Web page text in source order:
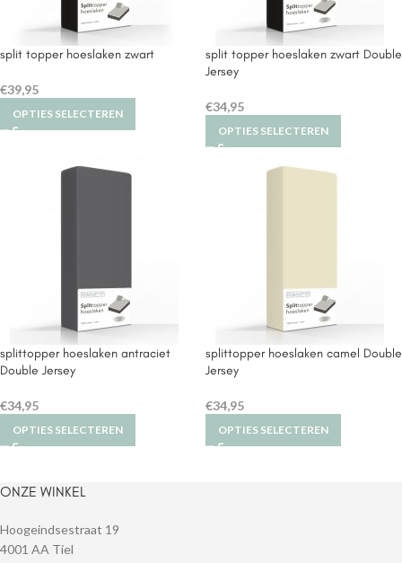
split topper hoeslaken zwart
€39,95
OPTIES SELECTEREN
split topper hoeslaken zwart Double
Jersey
€34,95
OPTIES SELECTEREN
splittopper hoeslaken antraciet
Double Jersey
€34,95
OPTIES SELECTEREN
splittopper hoeslaken camel Double
Jersey
€34,95
OPTIES SELECTEREN
ONZE WINKEL
Hoogeindsestraat 19
4001 AA Tiel